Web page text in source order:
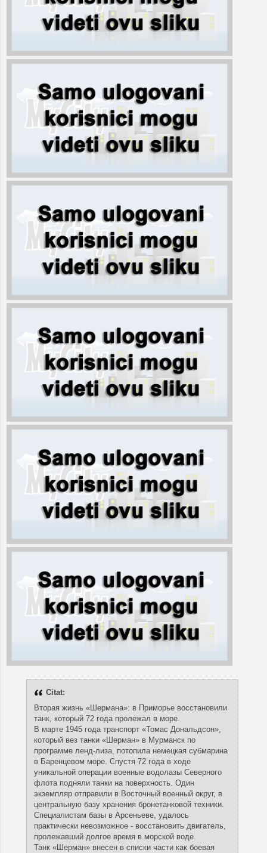
Citat:
Вторая жизнь «Шермана»: в Приморье восстановили
танк, который 72 года пролежал в море.
В марте 1945 года транспорт «Томас Дональдсон»,
который вез танки «Шерман» в Мурманск по
программе ленд-лиза, потопила немецкая субмарина
в Баренцевом море. Спустя 72 года в ходе
уникальной операции военные водолазы Северного
флота подняли танки на поверхность. Один
экземпляр отправили в Восточный военный округ, в
центральную базу хранения бронетанковой техники.
Специалистам базы в Арсеньеве, удалось
практически невозможное - восстановить двигатель,
пролежавший долгое время в морской воде.
Танк «Шерман» внесен в списки части как боевая